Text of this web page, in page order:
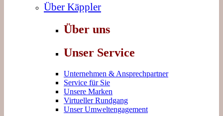
Über Käppler
Über uns
Unser Service
Unternehmen & Ansprechpartner
Service für Sie
Unsere Marken
Virtueller Rundgang
Unser Umweltengagement